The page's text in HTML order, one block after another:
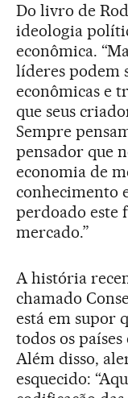
Do livro de
ideologia
econômica.
líderes podem
econômicas e
que seus
Sempre
pensador que
economia de
conhecimento
perdoado este
mercado.”
A história
chamado
está em supor
todos os
Além disso,
esquecido: